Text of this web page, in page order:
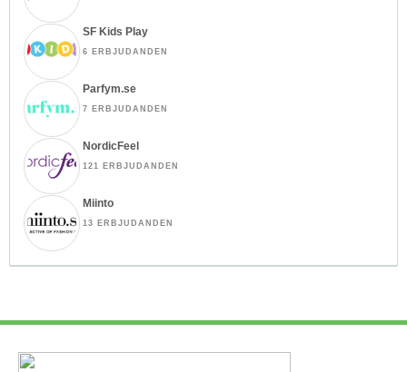
SF Kids Play
6 ERBJUDANDEN
Parfym.se
7 ERBJUDANDEN
NordicFeel
121 ERBJUDANDEN
Miinto
13 ERBJUDANDEN